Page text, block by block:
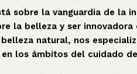
sobre la vanguardia de la
la belleza y ser
natural, nos
los ámbitos del cuidado